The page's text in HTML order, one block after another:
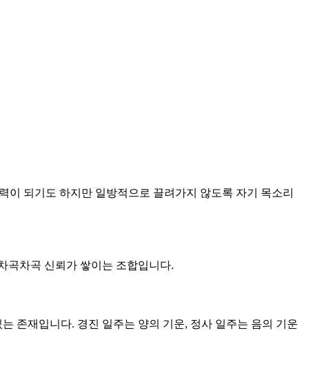
되기도 하지만 일방적으로 끌려가지 않도록 자기 목소리
곡차곡 신뢰가 쌓이는 조합입니다.
존재입니다. 경진 일주는 양의 기운, 정사 일주는 음의 기운